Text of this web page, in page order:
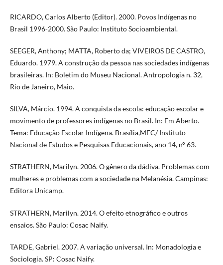
RICARDO, Carlos Alberto (Editor). 2000. Povos Indígenas no
Brasil 1996-2000. São Paulo: Instituto Socioambiental.
SEEGER, Anthony; MATTA, Roberto da; VIVEIROS DE CASTRO,
Eduardo. 1979. A construção da pessoa nas sociedades indígenas
brasileiras. In: Boletim do Museu Nacional. Antropologia n. 32,
Rio de Janeiro, Maio.
SILVA, Márcio. 1994. A conquista da escola: educação escolar e
movimento de professores indígenas no Brasil. In: Em Aberto.
Tema: Educação Escolar Indígena. Brasília,MEC/ Instituto
Nacional de Estudos e Pesquisas Educacionais, ano 14, n° 63.
STRATHERN, Marilyn. 2006. O gênero da dádiva. Problemas com
mulheres e problemas com a sociedade na Melanésia. Campinas:
Editora Unicamp.
STRATHERN, Marilyn. 2014. O efeito etnográfico e outros
ensaios. São Paulo: Cosac Naify.
TARDE, Gabriel. 2007. A variação universal. In: Monadologia e
Sociologia. SP: Cosac Naify.